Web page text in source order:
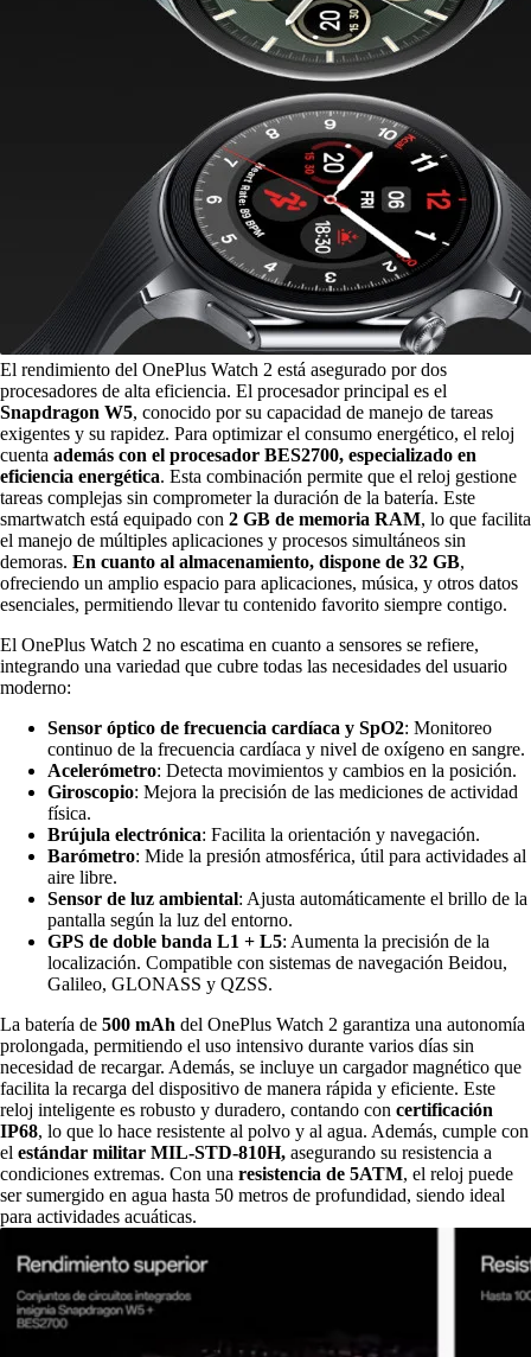
El rendimiento del OnePlus Watch 2 está asegurado por dos
procesadores de alta eficiencia. El procesador principal es el
Snapdragon W5, conocido por su capacidad de manejo de tareas
exigentes y su rapidez. Para optimizar el consumo energético, el reloj
cuenta además con el procesador BES2700, especializado en
eficiencia energética. Esta combinación permite que el reloj gestione
tareas complejas sin comprometer la duración de la batería. Este
smartwatch está equipado con 2 GB de memoria RAM, lo que facilita
el manejo de múltiples aplicaciones y procesos simultáneos sin
demoras. En cuanto al almacenamiento, dispone de 32 GB,
ofreciendo un amplio espacio para aplicaciones, música, y otros datos
esenciales, permitiendo llevar tu contenido favorito siempre contigo.
El OnePlus Watch 2 no escatima en cuanto a sensores se refiere,
integrando una variedad que cubre todas las necesidades del usuario
moderno:
Sensor óptico de frecuencia cardíaca y SpO2: Monitoreo
continuo de la frecuencia cardíaca y nivel de oxígeno en sangre.
Acelerómetro: Detecta movimientos y cambios en la posición.
Giroscopio: Mejora la precisión de las mediciones de actividad
física.
Brújula electrónica: Facilita la orientación y navegación.
Barómetro: Mide la presión atmosférica, útil para actividades al
aire libre.
Sensor de luz ambiental: Ajusta automáticamente el brillo de la
pantalla según la luz del entorno.
GPS de doble banda L1 + L5: Aumenta la precisión de la
localización. Compatible con sistemas de navegación Beidou,
Galileo, GLONASS y QZSS.
La batería de 500 mAh del OnePlus Watch 2 garantiza una autonomía
prolongada, permitiendo el uso intensivo durante varios días sin
necesidad de recargar. Además, se incluye un cargador magnético que
facilita la recarga del dispositivo de manera rápida y eficiente. Este
reloj inteligente es robusto y duradero, contando con certificación
IP68, lo que lo hace resistente al polvo y al agua. Además, cumple con
el estándar militar MIL-STD-810H, asegurando su resistencia a
condiciones extremas. Con una resistencia de 5ATM, el reloj puede
ser sumergido en agua hasta 50 metros de profundidad, siendo ideal
para actividades acuáticas.